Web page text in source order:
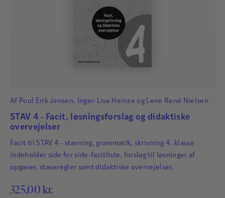
Af Poul Erik Jensen, Inger-Lise Heinze og Lene René Nielsen
STAV 4 - Facit, løsningsforslag og didaktiske
overvejelser
Facit til STAV 4 - stavning, grammatik, skrivning 4. klasse
indeholder side for side-facitliste, forslag til løsninger af
opgaver, staveregler samt didaktiske overvejelser.
325,00 kr.